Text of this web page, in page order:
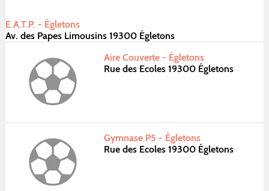
E.A.T.P. - Égletons
Av. des Papes Limousins 19300 Égletons
Aire Couverte - Égletons
Rue des Ecoles 19300 Égletons
Gymnase P5 - Égletons
Rue des Ecoles 19300 Égletons